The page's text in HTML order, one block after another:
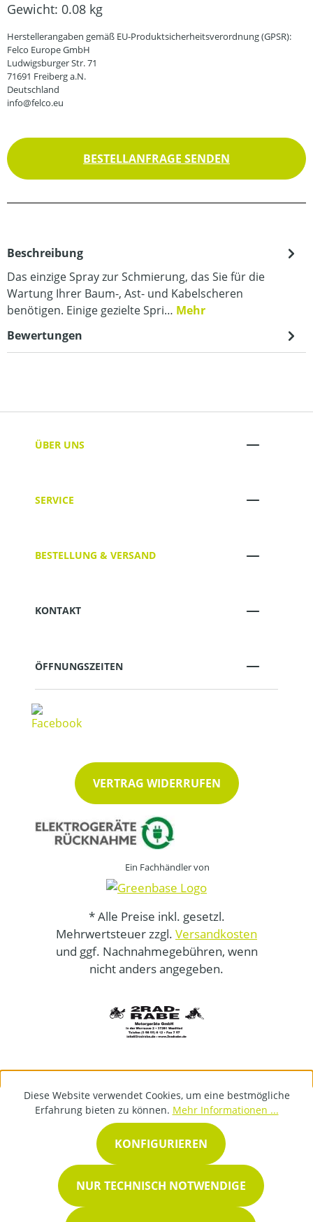
Gewicht: 0.08 kg
Herstellerangaben gemäß EU-Produktsicherheitsverordnung (GPSR):
Felco Europe GmbH
Ludwigsburger Str. 71
71691 Freiberg a.N.
Deutschland
info@felco.eu
BESTELLANFRAGE SENDEN
Beschreibung
Das einzige Spray zur Schmierung, das Sie für die
Wartung Ihrer Baum-, Ast- und Kabelscheren
benötigen. Einige gezielte Spri… Mehr
Bewertungen
ÜBER UNS
SERVICE
BESTELLUNG & VERSAND
KONTAKT
ÖFFNUNGSZEITEN
VERTRAG WIDERRUFEN
Ein Fachhändler von
* Alle Preise inkl. gesetzl.
Mehrwertsteuer zzgl. Versandkosten
und ggf. Nachnahmegebühren, wenn
nicht anders angegeben.
Diese Website verwendet Cookies, um eine bestmögliche
Erfahrung bieten zu können. Mehr Informationen ...
NUR TECHNISCH NOTWENDIGE
KONFIGURIEREN